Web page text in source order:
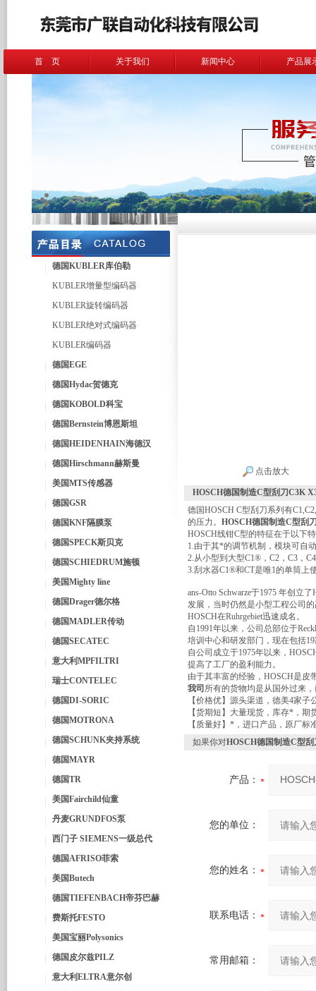
首 页 关于我们 新闻中心 产品展
德国KUBLER库伯勒
KUBLER增量型编码器
KUBLER旋转编码器
KUBLER绝对式编码器
KUBLER编码器
德国EGE
德国Hydac贺德克
德国KOBOLD科宝
德国Bernstein博恩斯坦
德国HEIDENHAIN海德汉
德国Hirschmann赫斯曼
美国MTS传感器
德国GSR
德国KNF隔膜泵
德国SPECK斯贝克
德国SCHIEDRUM施顿
美国Mighty line
德国Drager德尔格
德国MADLER传动
德国SECATEC
意大利MPFILTRI
瑞士CONTELEC
德国DI-SORIC
德国MOTRONA
德国SCHUNK夹持系统
德国MAYR
德国TR
美国Fairchild仙童
丹麦GRUNDFOS泵
西门子 SIEMENS一级总代
德国AFRISO菲索
美国Butech
德国TIEFENBACH帝芬巴赫
费斯托FESTO
美国宝丽Polysonics
德国皮尔兹PILZ
意大利ELTRA意尔创
点击放大
HOSCH德国制造C型刮刀C3K
德国HOSCH C型刮刀系列有
的压力。 HOSCH德国制造C型刮
HOSCH线钳C型的特征在于以下
1.由于其*的调节机制，模块可自
2.从小型到大型C1®，C2，C3，
3.刮水器C1®和CT是唯1的单筒上
ans-Otto Schwarze于1975 年创
发展，当时仍然是小型工程公司
HOSCH在Ruhrgebiet迅速成名。
自1991年以来，公司总部位于
培训中心和研发部门，现在包括
自公司成立于1975年以来，
提高了工厂的盈利能力。
由于其丰富的经验，HOSCH是
我司 所有的货物均是从国外过来
【价格优】源头渠道，德美4家子
【货期短】大量现货，库存*，期
【质量好】*，进口产品，原厂标
如果你对HOSCH德国制造C型
产品：
您的单位：
您的姓名：
联系电话：
常用邮箱：